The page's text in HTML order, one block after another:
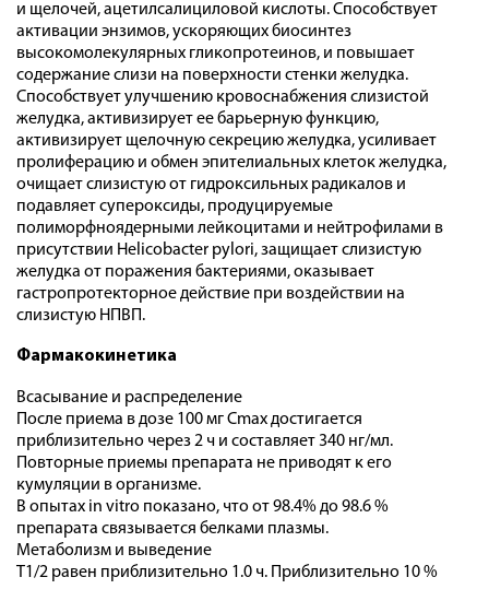
и щелочей, ацетилсалициловой кислоты. Способствует
активации энзимов, ускоряющих биосинтез
высокомолекулярных гликопротеинов, и повышает
содержание слизи на поверхности стенки желудка.
Способствует улучшению кровоснабжения слизистой
желудка, активизирует ее барьерную функцию,
активизирует щелочную секрецию желудка, усиливает
пролиферацию и обмен эпителиальных клеток желудка,
очищает слизистую от гидроксильных радикалов и
подавляет супероксиды, продуцируемые
полиморфноядерными лейкоцитами и нейтрофилами в
присутствии Helicobacter pylori, защищает слизистую
желудка от поражения бактериями, оказывает
гастропротекторное действие при воздействии на
слизистую НПВП.
Фармакокинетика
Всасывание и распределение
После приема в дозе 100 мг Cmax достигается
приблизительно через 2 ч и составляет 340 нг/мл.
Повторные приемы препарата не приводят к его
кумуляции в организме.
В опытах in vitro показано, что от 98.4% до 98.6 %
препарата связывается белками плазмы.
Метаболизм и выведение
T1/2 равен приблизительно 1.0 ч. Приблизительно 10 %